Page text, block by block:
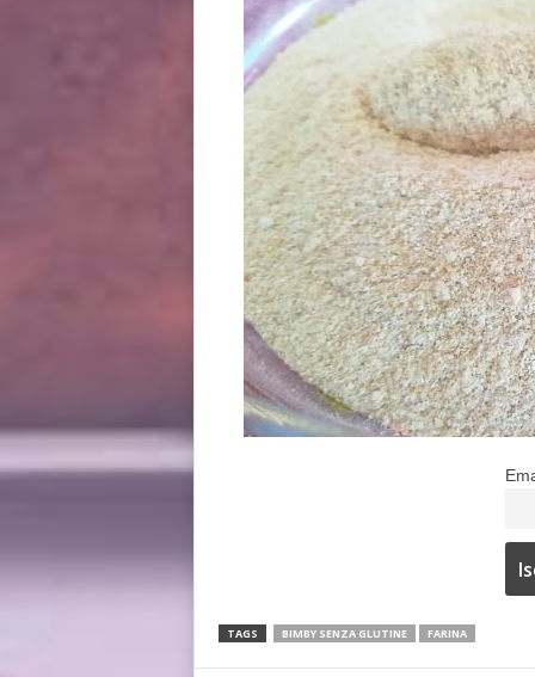
TAGS BIMBY SENZA GLUTINE FARINA